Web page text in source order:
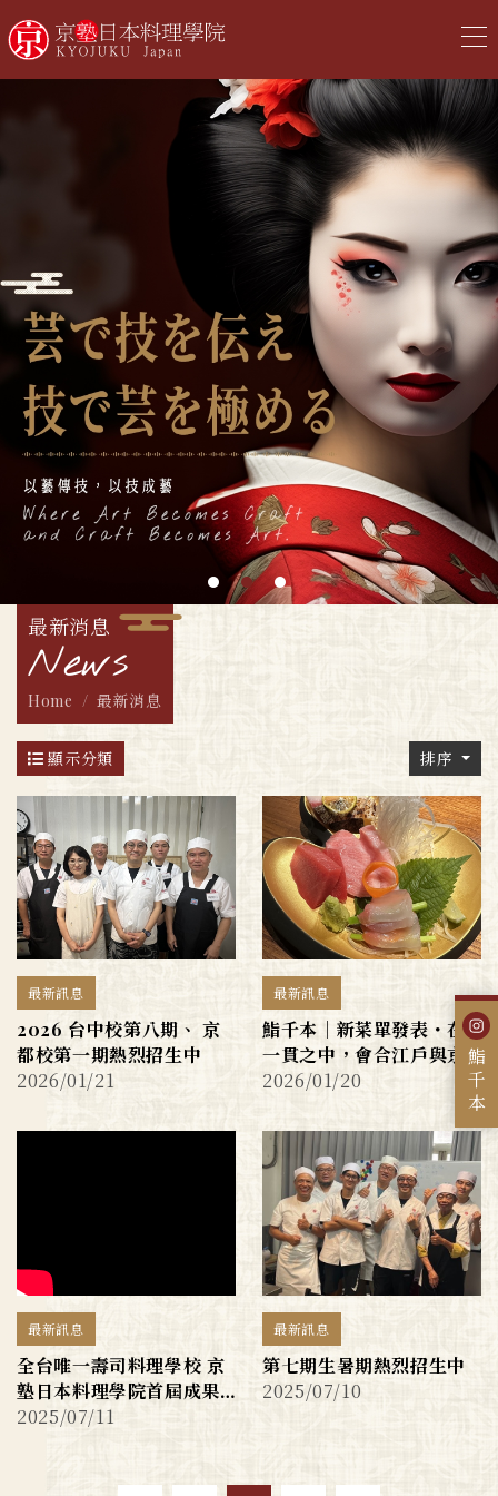
最新消息
News
Home 最新消息
顯示分類 排序
最新訊息
2026 台中校第八期、 京
都校第一期熱烈招生中
2026/01/21
最新訊息
鮨千本｜新菜單發表・在
一貫之中，會合江戶與京
都
2026/01/20
最新訊息
全台唯一壽司料理學校 京
塾日本料理學院首屆成果
展吸睛
2025/07/11
最新訊息
第七期生暑期熱烈招生中
2025/07/10
鮨千本